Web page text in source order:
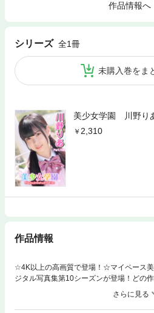
作品情報へ
シリーズ 全1冊
未購入巻をま
美少女学園 川野り
2,310
作品情報
☆4K以上の高画質で登場！☆マイペース
ジタル写真集第10シーズンが登場！どの
が詰まっているりあちゃんだけの写真集
アイドル川野りあちゃんをぜひ見てくだ
シリーズ102弾出演：川野りあ（Kawano